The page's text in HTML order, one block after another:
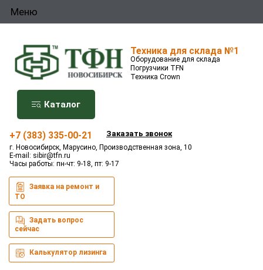
Меню
Техника для склада №1
Оборудование для склада
Погрузчики TFN
Техника Crown
Каталог
+7 (383) 335-00-21 Заказать звонок
г. Новосибирск, Марусино, Производственная зона, 10
E-mail: sibir@tfn.ru
Часы работы: пн-чт: 9-18, пт: 9-17
Заявка на ремонт и
ТО
Задать вопрос
сейчас
Калькулятор лизинга